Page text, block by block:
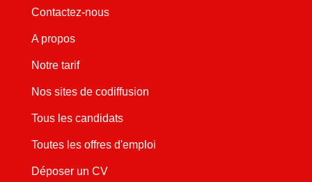
Contactez-nous
A propos
Notre tarif
Nos sites de codiffusion
Tous les candidats
Toutes les offres d'emploi
Déposer un CV